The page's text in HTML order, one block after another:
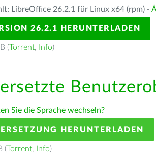
LibreOffice 26.2.1 für Linux x64 (rpm) -
26.2.1 HERUNTERLADEN
(Torrent, Info)
Sie die Sprache wechseln?
HERUNTERLADEN
(Torrent, Info)